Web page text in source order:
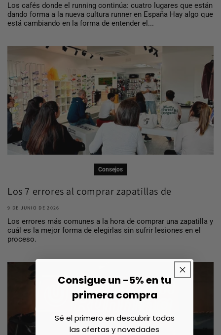
Los cafés donde el running continúa: cuatro lugares que están
dando forma a la nueva cultura runner en España Hay algo que
está cambiando en la forma de entender el...
Consejos
Los 7 errores al comprar zapatillas de
running ...
9 DE JUNIO DE 2026
Los errores más comunes a la hora de comprar una zapatilla y
cuál es la mejor forma de elegirlas sin sufrir lesiones en el
proceso.
Consigue un -5% en tu
primera compra
Sé el primero en descubrir todas
las ofertas y novedades